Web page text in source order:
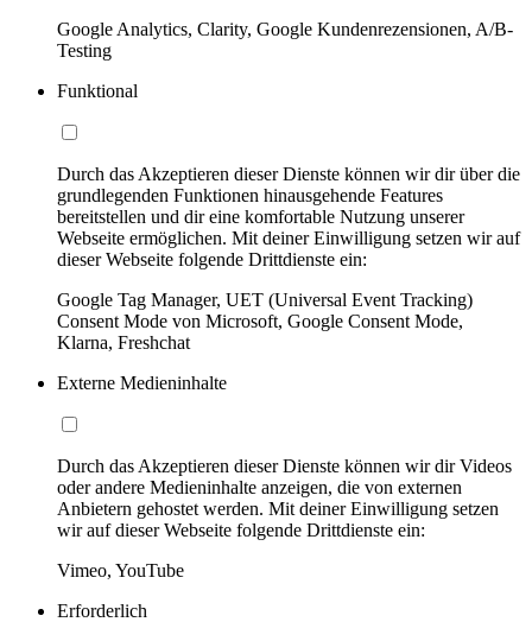
Google Analytics, Clarity, Google Kundenrezensionen, A/B-
Testing
Funktional
Durch das Akzeptieren dieser Dienste können wir dir über die
grundlegenden Funktionen hinausgehende Features
bereitstellen und dir eine komfortable Nutzung unserer
Webseite ermöglichen. Mit deiner Einwilligung setzen wir auf
dieser Webseite folgende Drittdienste ein:
Google Tag Manager, UET (Universal Event Tracking)
Consent Mode von Microsoft, Google Consent Mode,
Klarna, Freshchat
Externe Medieninhalte
Durch das Akzeptieren dieser Dienste können wir dir Videos
oder andere Medieninhalte anzeigen, die von externen
Anbietern gehostet werden. Mit deiner Einwilligung setzen
wir auf dieser Webseite folgende Drittdienste ein:
Vimeo, YouTube
Erforderlich